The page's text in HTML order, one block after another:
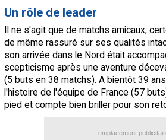
Un rôle de leader
Il ne s'agit que de matchs amicaux,
de même rassuré sur ses qualités
son arrivée dans le Nord était
scepticisme après une aventure
(5 buts en 38 matchs). A bientôt 39
l'histoire de l'équipe de France (57
pied et compte bien briller pour son
emplacement